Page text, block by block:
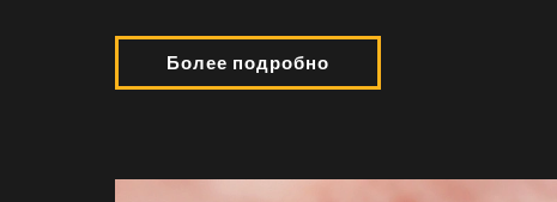
Более подробно